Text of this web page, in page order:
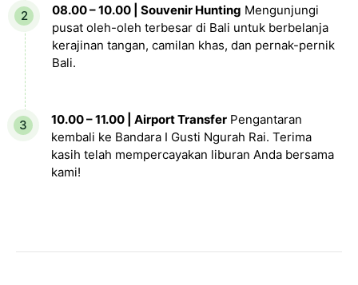
08.00 – 10.00 | Souvenir Hunting Mengunjungi
pusat oleh-oleh terbesar di Bali untuk berbelanja
kerajinan tangan, camilan khas, dan pernak-pernik
Bali.
10.00 – 11.00 | Airport Transfer Pengantaran
kembali ke Bandara I Gusti Ngurah Rai. Terima
kasih telah mempercayakan liburan Anda bersama
kami!